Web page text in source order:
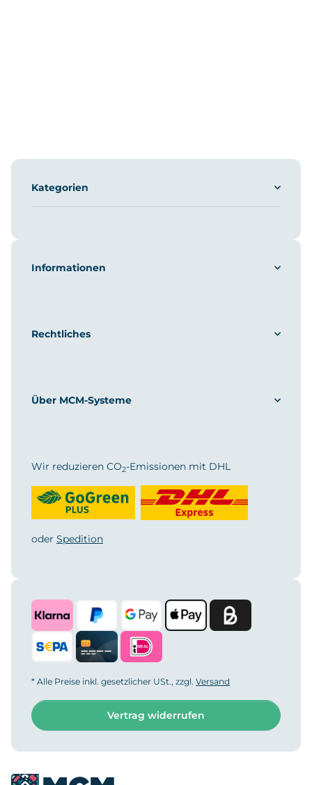
Kategorien
Informationen
Rechtliches
Über MCM-Systeme
Wir reduzieren CO2-Emissionen mit DHL
oder Spedition
* Alle Preise inkl. gesetzlicher USt., zzgl. Versand
Vertrag widerrufen